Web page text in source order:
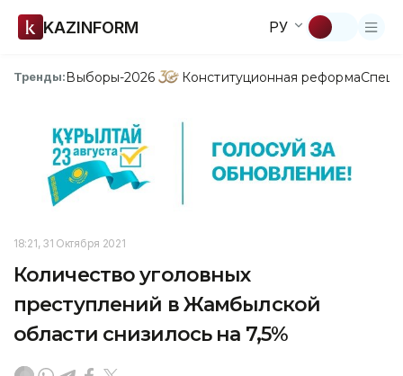
KAZINFORM РУ
Тренды:Выборы-2026 Конституционная реформа
18:21, 31 Октября 2021
Количество уголовных
преступлений в Жамбылской
области снизилось на 7,5%